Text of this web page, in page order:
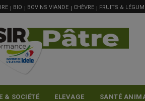
BIO BOVINS VIANDE CHÈVRE FRUITS &
& SOCIÉTÉ ELEVAGE SANTÉ